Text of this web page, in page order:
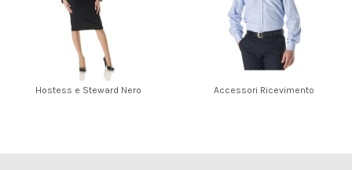
Hostess e Steward Nero Accessori Ricevimento